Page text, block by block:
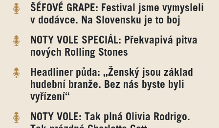
ŠÉFOVÉ GRAPE: Festival jsme vymysleli
v dodávce. Na Slovensku je to boj
NOTY VOLE SPECIÁL: Překvapivá pitva
nových Rolling Stones
Headliner půda: „Ženský jsou základ
hudební branže. Bez nás byste byli
vyřízení“
NOTY VOLE: Tak plná Olivia Rodrigo.